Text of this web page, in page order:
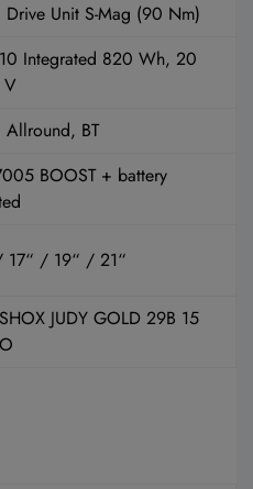
Drive Unit S-Mag (90 Nm)
Integrated 820 Wh, 20
Allround, BT
BOOST + battery
17“ / 19“ / 21“
JUDY GOLD 29B 15